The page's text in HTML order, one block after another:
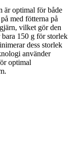
är optimal för både
med fötterna på
vilket gör den
150 g för storlek
dess storlek
använder
optimal